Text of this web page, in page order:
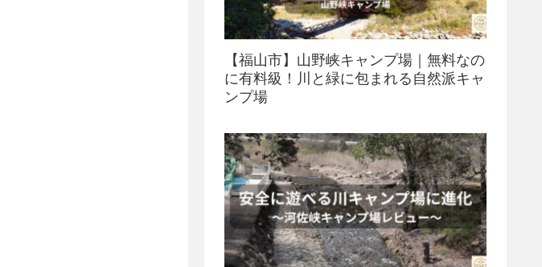
【福山市】山野峡キャンプ場｜無料なの
に有料級！川と緑に包まれる自然派キャ
ンプ場